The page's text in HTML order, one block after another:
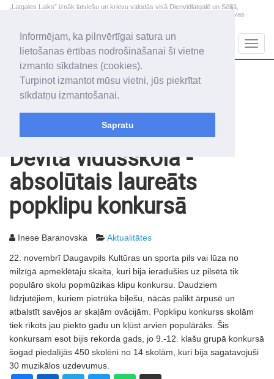
Informējam, ka pilnvērtīgai satura un
lietošanas ērtības nodrošināšanai šī vietne
izmanto sīkdatnes (cookies).
Turpinot izmantot mūsu vietni, jūs piekrītat
sīkdatņu izmantošanai.
Sapratu
„Latgales Laiks” iznāk latviešu un krievu valodās visā Dienvidlatgalē un Sēlijā,
„Latgales Laiks” latviešu valodā aptver Daugavpils valstspilsētu, Augšdaugavas
2026. gada 7. augusts
Piektdiena
Alfrēds, Fredis, Madars
+21.1
Devītā vidusskola -
absolūtais laureāts
popklipu konkursā
Inese Baranovska Aktualitātes
22. novembrī Daugavpils Kultūras un sporta pils vai lūza no
milzīgā apmeklētāju skaita, kuri bija ieradušies uz pilsētā tik
populāro skolu popmūzikas klipu konkursu. Daudziem
līdzjutējiem, kuriem pietrūka biļešu, nācās palikt ārpusē un
atbalstīt savējos ar skaļām ovācijām. Popklipu konkurss skolām
tiek rīkots jau piekto gadu un kļūst arvien populārāks. Šis
konkursam esot bijis rekorda gads, jo 9.-12. klašu grupā konkursā
šogad piedalījās 450 skolēni no 14 skolām, kuri bija sagatavojuši
30 muzikālos uzdevumus.